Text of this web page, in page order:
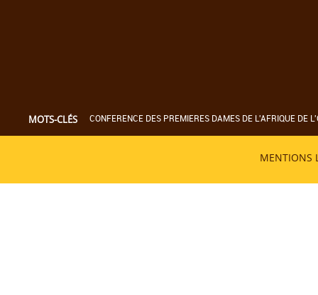
MOTS-CLÉS CONFERENCE DES PREMIERES DAMES DE L'AFRIQUE DE
MENTIONS